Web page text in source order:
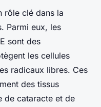
rôle clé dans la
Parmi eux, les
sont des
les cellules
radicaux libres. Ces
des tissus
de cataracte et de